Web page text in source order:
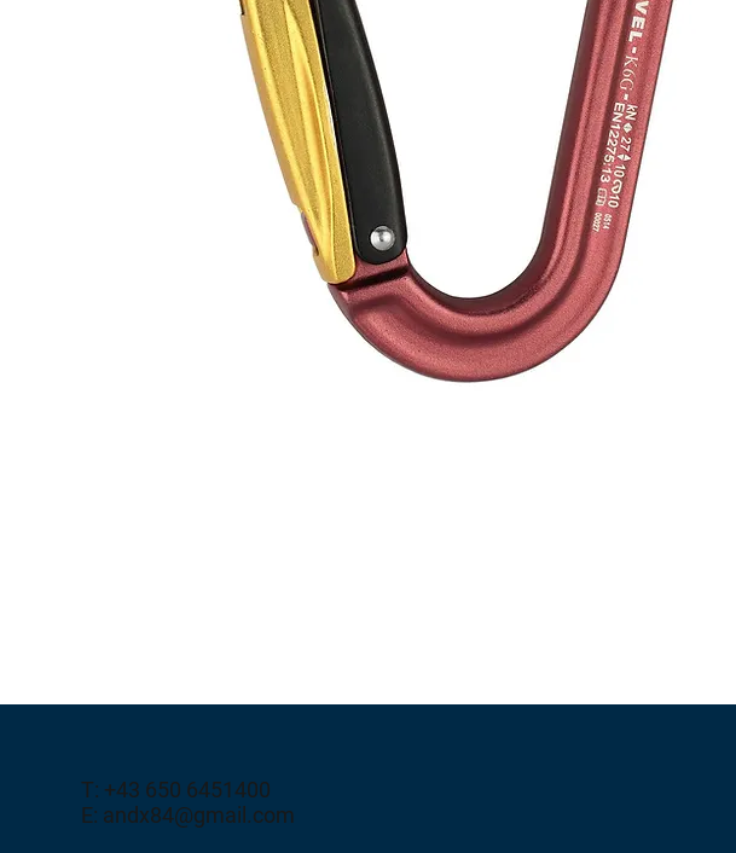
T: +43 650 6451400
E: andx84@gmail.com